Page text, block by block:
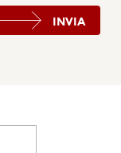
INVIA